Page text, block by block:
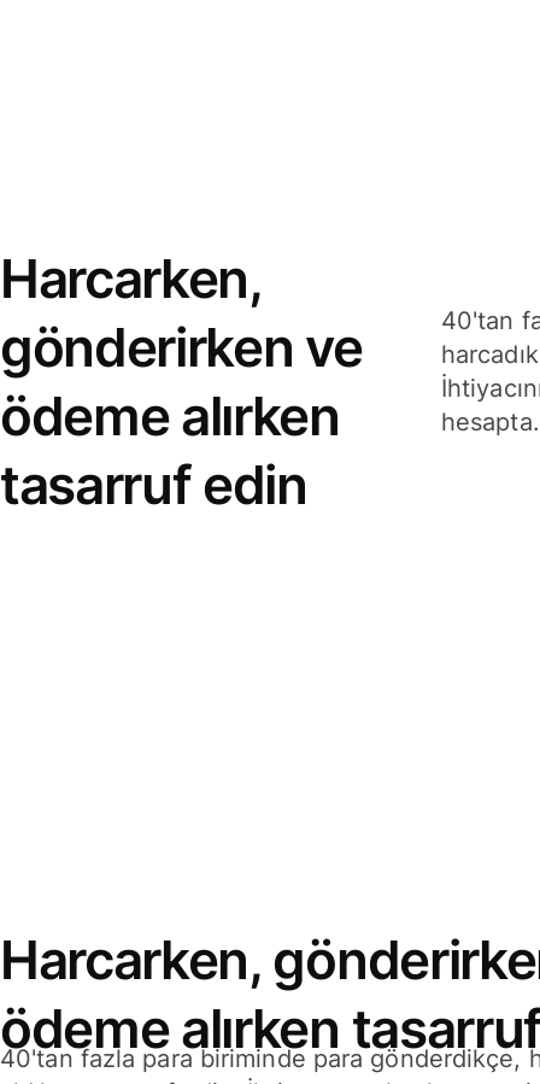
Harcarken,
gönderirken ve
ödeme alırken
tasarruf edin
40'tan
hesapta.
Harcarken,
ödeme alırken
40'tan fazla para biriminde para gönderdikçe,